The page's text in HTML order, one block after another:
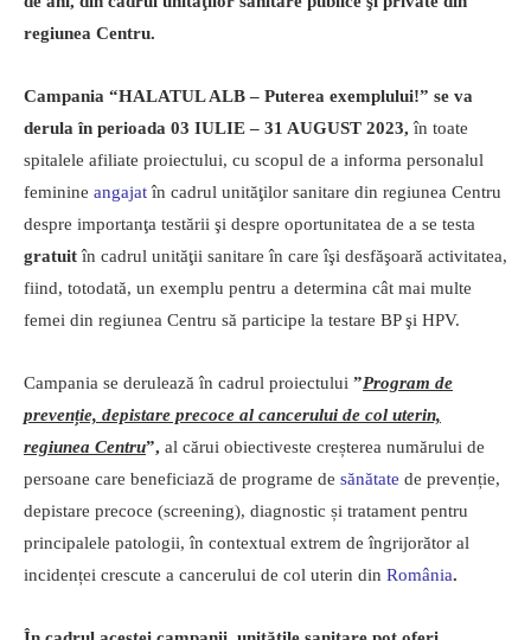
regiunea Centru.
Campania “HALATUL ALB – Puterea exemplului!” se va
derula în perioada 03 IULIE – 31 AUGUST 2023,în toate
spitalele afiliate proiectului, cu scopul de a informa personalul
feminine angajatîn cadrul unităţilor sanitare din regiunea Centru
despre importanţa testării şi despre oportunitatea de a se testa
gratuitîn cadrul unităţii sanitare în care îşi desfăşoară activitatea,
fiind, totodată, un exemplu pentru a determina cât mai multe
femei din regiunea Centru să participe la testare BP şi HPV.
Campania se derulează în cadrul proiectului ”Program de
prevenție, depistare precoce al cancerului de col uterin,
regiunea Centru”, al cărui obiectiveste creșterea numărului de
persoane care beneficiază de programe de sănătate de prevenție,
depistare precoce (screening), diagnostic și tratament pentru
principalele patologii, în contextual extrem de îngrijorător al
incidenței crescute a cancerului de col uterin din România.